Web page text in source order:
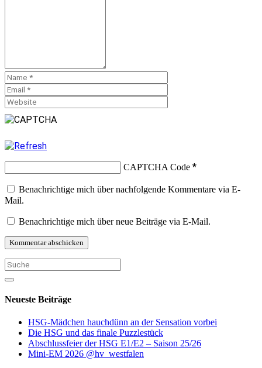
CAPTCHA Code *
Benachrichtige mich über nachfolgende Kommentare via E-
Mail.
Benachrichtige mich über neue Beiträge via E-Mail.
Neueste Beiträge
HSG-Mädchen hauchdünn an der Sensation vorbei
Die HSG und das finale Puzzlestück
Abschlussfeier der HSG E1/E2 – Saison 25/26
Mini-EM 2026 @hv_westfalen